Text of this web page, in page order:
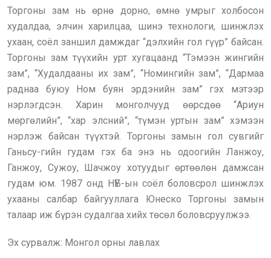
Торгоны зам нь өрнө дорно, өмнө умрыг холбосон
худалдаа, элчин харилцаа, шинэ технологи, шинжлэх
ухаан, соёл заншил дамждаг “дэлхийн гол гүүр” байсан.
Торгоны зам түүхийн урт хугацаанд “Тэмээн жингийн
зам”, “Худалдааны их зам”, “Номингийн зам”, “Дармаа
раднаа буюу Ном буян эрдэнийн зам” гэх мэтээр
нэрлэгдсэн. Харин монголчууд өөрсдөө “Ариун
мөргөлийн”, “хар элсний”, “түмэн уртын зам” хэмээн
нэрлэж байсан түүхтэй. Торгоны замын гол сувгийг
Ганьсу-гийн гудам гэх ба энэ нь одоогийн Ланжоу,
Ганжоу, Сужоу, Шачжоу хотуудыг өртөөлөн дамжсан
гудам юм. 1987 онд НҮБ-ын соёл боловсрол шинжлэх
ухааны салбар байгууллага Юнеско Торгоны замын
талаар иж бүрэн судалгаа хийх төсөл боловсруулжээ.
Эх сурвалж: Монгол орны лавлах